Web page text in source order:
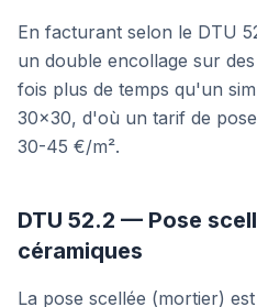
En facturant selon le DTU
un double encollage sur
fois plus de temps qu'un
30×30, d'où un tarif de
30-45 €/m².
DTU 52.2 — Pose
céramiques
La pose scellée (mortier)